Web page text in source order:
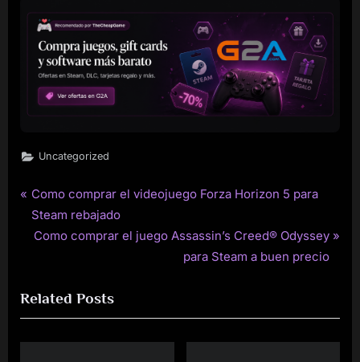
Uncategorized
Post
navigation
P
r
e
o
u
s
Como comprar el videojuego Forza Horizon 5 para
Steam rebajado
N
t
P
o
Como comprar el juego Assassin’s Creed® Odyssey
para Steam a buen precio
Related Posts